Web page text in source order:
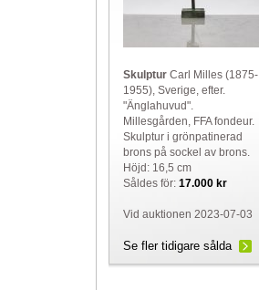
SkulpturCarl Milles (1875-
1955), Sverige, efter.
"Änglahuvud".
Millesgården, FFA fondeur.
Skulptur i grönpatinerad
brons på sockel av brons.
Höjd: 16,5 cm
Såldes för: 17.000 kr
Vid auktionen 2023-07-03
Se fler tidigare sålda